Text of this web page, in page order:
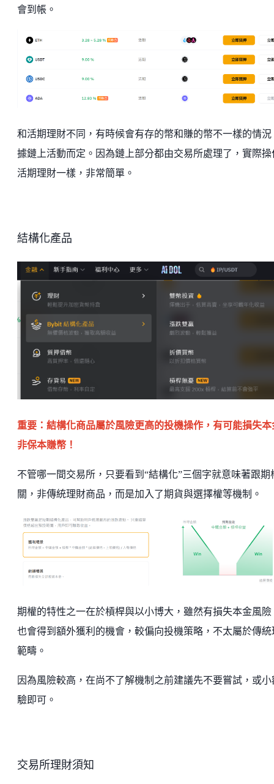
會到帳。
和活期理財不同，有時候會有存的幣和賺的幣不一樣的情況
據鏈上活動而定。因為鏈上部分都由交易所處理了，實際操
活期理財一樣，非常簡單。
結構化產品
重要：結構化商品屬於風險更高的投機操作，有可能損失本
非保本賺幣！
不管哪一間交易所，只要看到“結構化”三個字就意味著跟期
關，非傳統理財商品，而是加入了期貨與選擇權等機制。
期權的特性之一在於槓桿與以小博大，雖然有損失本金風險
也會得到額外獲利的機會，較偏向投機策略，不太屬於傳統
範疇。
因為風險較高，在尚不了解機制之前建議先不要嘗試，或小
驗即可。
交易所理財須知